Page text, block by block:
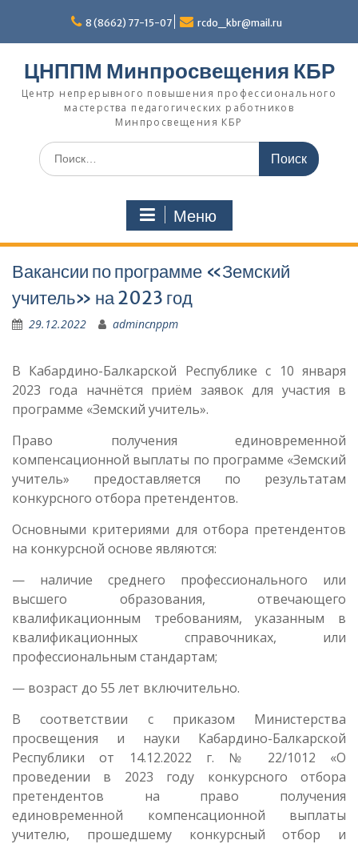
содержимому
8 (8662) 77-15-07 rcdo_kbr@mail.ru
ЦНППМ Минпросвещения КБР
Центр непрерывного повышения профессионального
мастерства педагогических работников
Минпросвещения КБР
Искать:
Меню
Вакансии по программе «Земский
учитель» на 2023 год
29.12.2022 admincnppm
В Кабардино-Балкарской Республике с 10 января
2023 года начнётся приём заявок для участия в
программе «Земский учитель».
Право получения единовременной
компенсационной выплаты по программе «Земский
учитель» предоставляется по результатам
конкурсного отбора претендентов.
Основными критериями для отбора претендентов
на конкурсной основе являются:
— наличие среднего профессионального или
высшего образования, отвечающего
квалификационным требованиям, указанным в
квалификационных справочниках, или
профессиональным стандартам;
— возраст до 55 лет включительно.
В соответствии с приказом Министерства
просвещения и науки Кабардино-Балкарской
Республики от 14.12.2022 г. № 22/1012 «О
проведении в 2023 году конкурсного отбора
претендентов на право получения
единовременной компенсационной выплаты
учителю, прошедшему конкурсный отбор и